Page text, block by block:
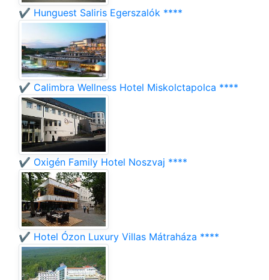
✔️ Hunguest Saliris Egerszalók ****
✔️ Calimbra Wellness Hotel Miskolctapolca ****
✔️ Oxigén Family Hotel Noszvaj ****
✔️ Hotel Ózon Luxury Villas Mátraháza ****